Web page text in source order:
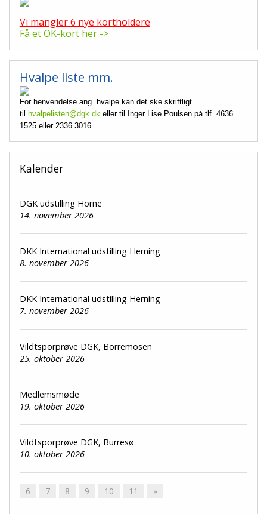
Vi mangler 6 nye kortholdere
Få et OK-kort her ->
Hvalpe liste mm.
For henvendelse ang. hvalpe kan det ske skriftligt
til
hvalpelisten@dgk.dk eller til Inger Lise Poulsen på tlf. 4636
1525 eller 2336 3016.
Kalender
DGK udstilling Horne
14. november 2026
DKK International udstilling Herning
8. november 2026
DKK International udstilling Herning
7. november 2026
Vildtsporprøve DGK, Borremosen
25. oktober 2026
Medlemsmøde
19. oktober 2026
Vildtsporprøve DGK, Burresø
10. oktober 2026
6 7 8 9 10 11 »